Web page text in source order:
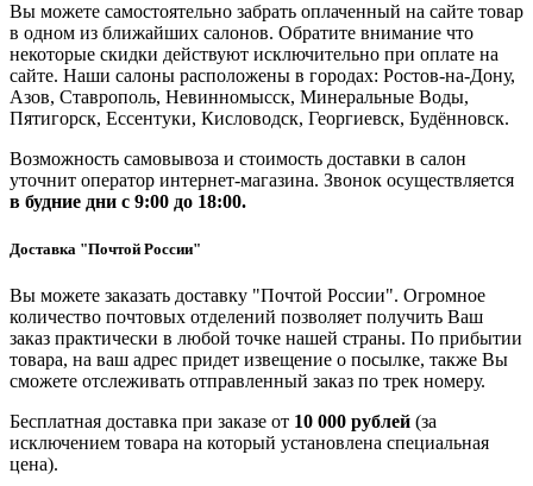
Вы можете самостоятельно забрать оплаченный на сайте товар
в одном из ближайших салонов. Обратите внимание что
некоторые скидки действуют исключительно при оплате на
сайте. Наши салоны расположены в городах: Ростов-на-Дону,
Азов, Ставрополь, Невинномысск, Минеральные Воды,
Пятигорск, Ессентуки, Кисловодск, Георгиевск, Будённовск.
Возможность самовывоза и стоимость доставки в салон
уточнит оператор интернет-магазина. Звонок осуществляется
в будние дни с 9:00 до 18:00.
Доставка "Почтой России"
Вы можете заказать доставку "Почтой России". Огромное
количество почтовых отделений позволяет получить Ваш
заказ практически в любой точке нашей страны. По прибытии
товара, на ваш адрес придет извещение о посылке, также Вы
сможете отслеживать отправленный заказ по трек номеру.
Бесплатная доставка при заказе от 10 000 рублей (за
исключением товара на который установлена специальная
цена).